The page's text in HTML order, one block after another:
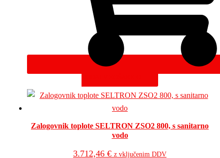
Zalogovnik toplote SELTRON ZSO2 800, s sanitarno
vodo
3.712,46 € z vključenim DDV